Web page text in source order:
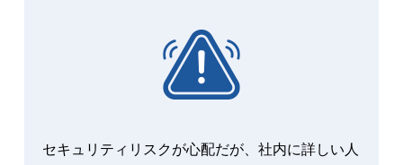
セキュリティリスクが心配だが、社内に詳しい人